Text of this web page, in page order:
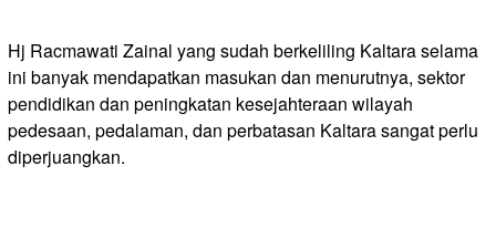
Hj Racmawati Zainal yang sudah berkeliling Kaltara selama
ini banyak mendapatkan masukan dan menurutnya, sektor
pendidikan dan peningkatan kesejahteraan wilayah
pedesaan, pedalaman, dan perbatasan Kaltara sangat perlu
diperjuangkan.